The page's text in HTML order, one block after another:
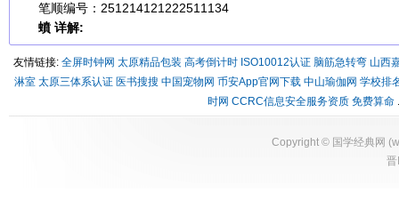
笔顺编号：251214121222511134
蟦 详解:
友情链接: 全屏时钟网 太原精品包装 高考倒计时 ISO10012认证 脑筋急转弯 山西
淋室 太原三体系认证 医书搜搜 中国宠物网 币安App官网下载 中山瑜伽网 学校排
时网 CCRC信息安全服务资质 免费算命
Copyright © 国学经典网 (